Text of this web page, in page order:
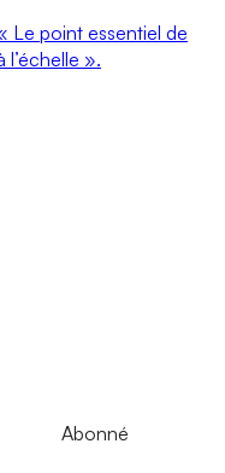
Le point essentiel de
l’échelle ».
Abonné